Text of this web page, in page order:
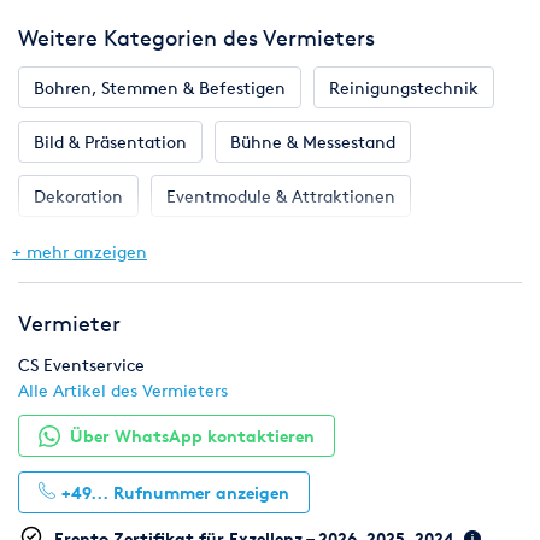
Weitere Kategorien des Vermieters
Bohren, Stemmen & Befestigen Reinigungstechnik
Bild & Präsentation Bühne & Messestand
Dekoration Eventmodule & Attraktionen
Gastronomie & Bar
Möbel Pflanzen
Ton & Beschallung Zelte & Zeltsysteme
+ mehr anzeigen
Vermieter
CS Eventservice
Alle Artikel des Vermieters
Über WhatsApp kontaktieren
+49... Rufnummer anzeigen